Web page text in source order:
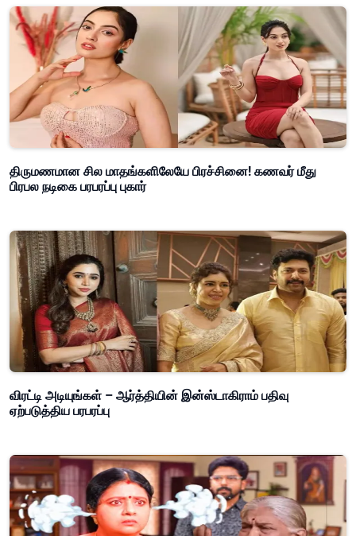
திருமணமான சில மாதங்களிலேயே பிரச்சினை! கணவர் மீது
பிரபல நடிகை பரபரப்பு புகார்
விரட்டி அடியுங்கள் – ஆர்த்தியின் இன்ஸ்டாகிராம் பதிவு
ஏற்படுத்திய பரபரப்பு